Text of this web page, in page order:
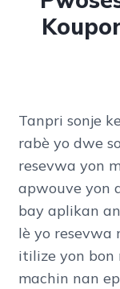
Tanpri sonje
rabè yo dwe
resevwa yon
apwouve yon
bay aplikan
lè yo resevwa
itilize yon bon
machin nan